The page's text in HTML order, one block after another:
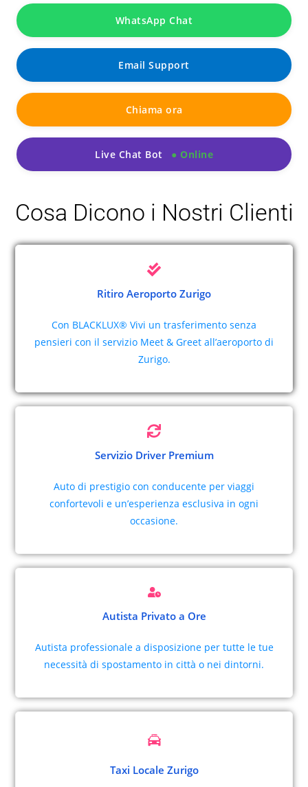
WhatsApp Chat
Email Support
Chiama ora
Live Chat Bot
Cosa Dicono i Nostri Clienti
Ritiro Aeroporto Zurigo
Con BLACKLUX® Vivi un trasferimento senza
pensieri con il servizio Meet & Greet all’aeroporto di
Zurigo.
Servizio Driver Premium
Auto di prestigio con conducente per viaggi
confortevoli e un’esperienza esclusiva in ogni
occasione.
Autista Privato a Ore
Autista professionale a disposizione per tutte le tue
necessità di spostamento in città o nei dintorni.
Taxi Locale Zurigo